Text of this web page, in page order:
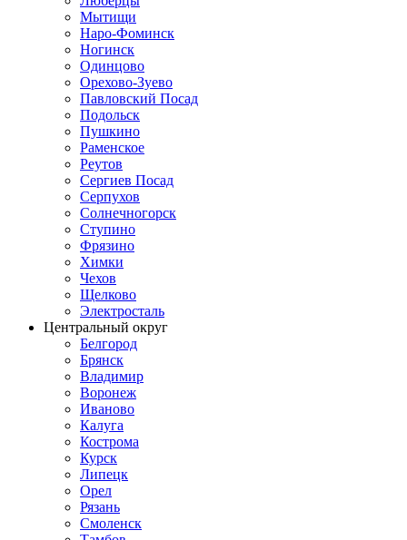
Мытищи
Наро-Фоминск
Ногинск
Одинцово
Орехово-Зуево
Павловский Посад
Подольск
Пушкино
Раменское
Реутов
Сергиев Посад
Серпухов
Солнечногорск
Ступино
Фрязино
Химки
Чехов
Щелково
Электросталь
Центральный округ
Белгород
Брянск
Владимир
Воронеж
Иваново
Калуга
Кострома
Курск
Липецк
Орел
Рязань
Смоленск